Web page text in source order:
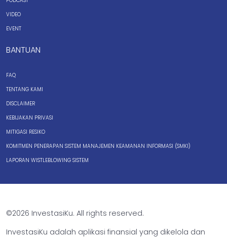
VIDEO
EVENT
BANTUAN
FAQ
TENTANG KAMI
DISCLAIMER
KEBIJAKAN PRIVASI
MITIGASI RESIKO
KOMITMEN PENERAPAN SISTEM MANAJEMEN KEAMANAN INFORMASI (SMKI)
LAPORAN WISTLEBLOWING SISTEM
©2026 InvestasiKu. All rights reserved.
InvestasiKu adalah aplikasi finansial yang dikelola dan